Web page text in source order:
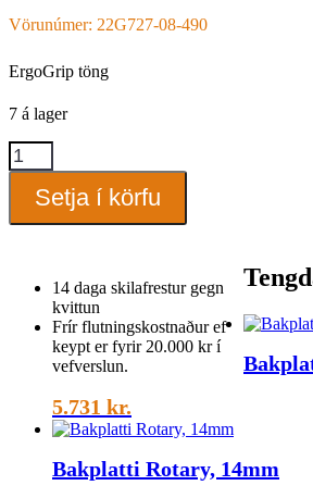
Vörunúmer: 22G727-08-490
ErgoGrip töng
7 á lager
ErgoGrip
töng
quantity
Setja í körfu
14 daga skilafrestur gegn
kvittun
Frír flutningskostnaður ef
keypt er fyrir 20.000 kr í
vefverslun.
5.731 kr.
Bakplatti Rotary, 14mm